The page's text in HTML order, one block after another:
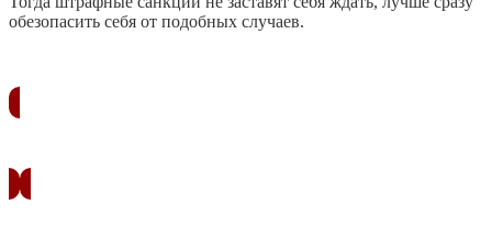
обезопасить себя от подобных случаев.